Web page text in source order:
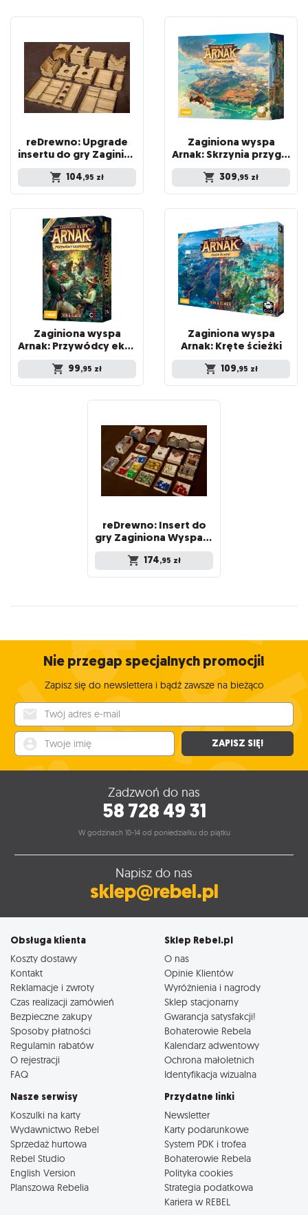
reDrewno: Upgrade
insertu do gry Zaginiona Wyspa Arnak
104,95 zł
Zaginiona wyspa
Arnak: Skrzynia przygód
309,95 zł
Zaginiona wyspa
Arnak: Przywódcy ekspedycji
99,95 zł
Zaginiona wyspa
Arnak: Kręte ścieżki
109,95 zł
reDrewno: Insert do
gry Zaginiona Wyspa Arnak
174,95 zł
Nie przegap specjalnych promocji!
Zapisz się do newslettera i bądź zawsze na bieżąco
ZAPISZ SIĘ!
Zadzwoń do nas
58 728 49 31
W godzinach 10-14 od poniedziałku do piątku
Napisz do nas
sklep@rebel.pl
Obsługa klienta
Koszty dostawy
Kontakt
Reklamacje i zwroty
Czas realizacji zamówień
Bezpieczne zakupy
Sposoby płatności
Regulamin rabatów
O rejestracji
FAQ
Sklep Rebel.pl
O nas
Opinie Klientów
Wyróżnienia i nagrody
Sklep stacjonarny
Gwarancja satysfakcji!
Bohaterowie Rebela
Kalendarz adwentowy
Ochrona małoletnich
Identyfikacja wizualna
Nasze serwisy
Koszulki na karty
Wydawnictwo Rebel
Sprzedaż hurtowa
Rebel Studio
English Version
Planszowa Rebelia
Przydatne linki
Newsletter
Karty podarunkowe
System PDK i trofea
Bohaterowie Rebela
Polityka cookies
Strategia podatkowa
Kariera w REBEL